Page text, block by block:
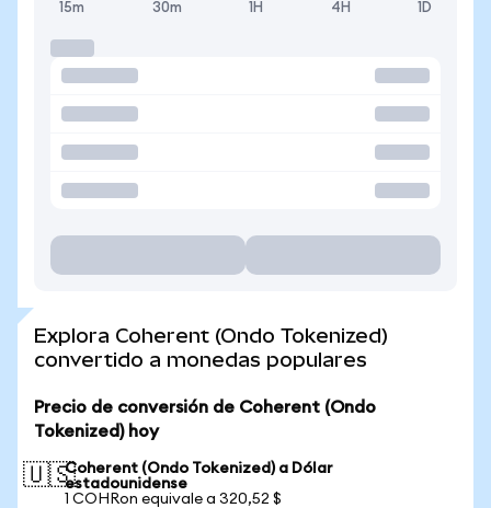
15m 30m 1H 4H 1D
Explora Coherent (Ondo Tokenized)
convertido a monedas populares
Precio de conversión de Coherent (Ondo
Tokenized) hoy
🇺🇸Coherent (Ondo Tokenized) a Dólar
estadounidense
1 COHRon equivale a 320,52 $